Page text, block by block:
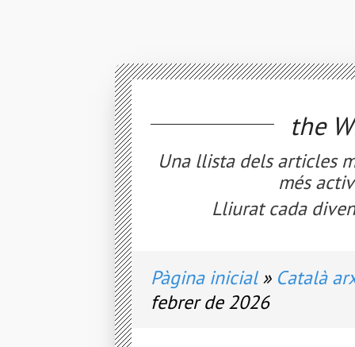
the
Una llista dels articles
més
Lliurat cada
Pàgina inicial
Català
febrer de 2026